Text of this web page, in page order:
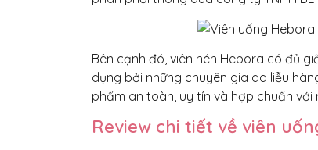
Bên cạnh đó, viên nén Hebora có đủ
dụng bởi những chuyên gia da liễu
phẩm an toàn, uy tín và hợp chuẩn với
Review chi tiết về viên